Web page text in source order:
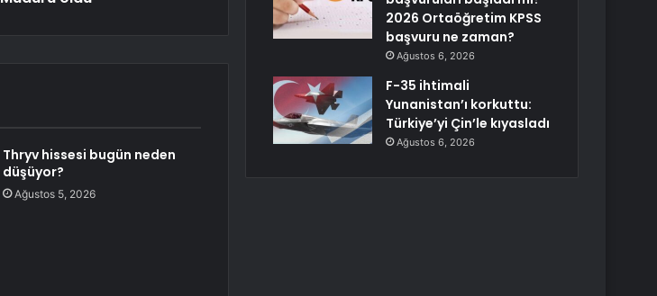
Thryv hissesi bugün neden
düşüyor?
Ağustos 5, 2026
2026 Ortaöğretim KPSS
başvuru ne zaman?
Ağustos 6, 2026
F-35 ihtimali
Yunanistan’ı korkuttu:
Türkiye’yi Çin’le kıyasladı
Ağustos 6, 2026